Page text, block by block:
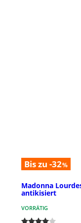
Bis zu -32%
Madonna
antikisiert
VORRÄTIG